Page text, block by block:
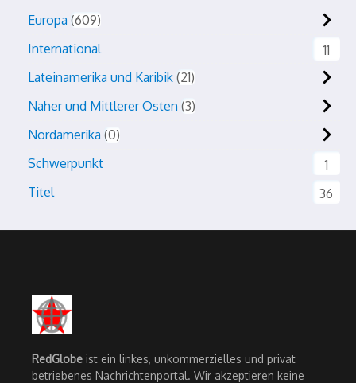
Europa 609
International
11
Lateinamerika und Karibik 21
Naher und Mittlerer Osten 3
Nordamerika 0
Schwerpunkt
1
Titel
36
RedGlobe ist ein linkes, unkommerzielles und privat
betriebenes Nachrichtenportal. Wir akzeptieren keine